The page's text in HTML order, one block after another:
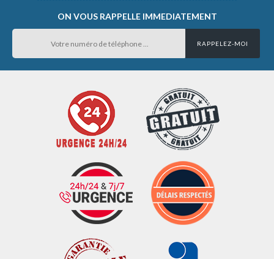
ON VOUS RAPPELLE IMMEDIATEMENT